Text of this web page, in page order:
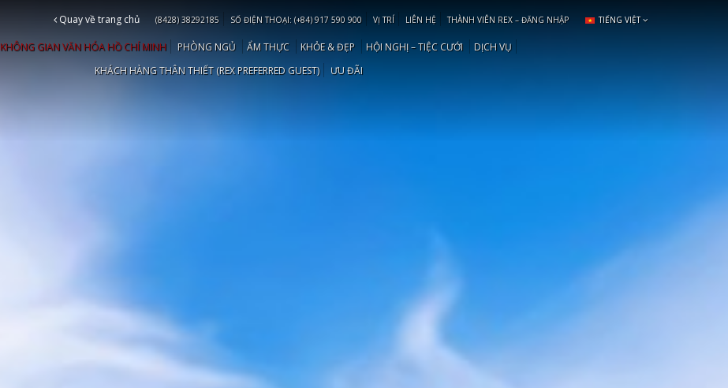
TIẾNG VIỆT
(8428) 38292185 SỐ ĐIỆN THOẠI: (+84) 917 590 900 VỊ TRÍ LIÊN HỆ THÀNH VIÊN REX – ĐĂNG NHẬP
Quay về trang chủ
KHÔNG GIAN VĂN HÓA HỒ CHÍ MINH PHÒNG NGỦ ẨM THỰC KHỎE & ĐẸP HỘI NGHỊ – TIỆC CƯỚI
DỊCH VỤ
KHÁCH HÀNG THÂN THIẾT (REX PREFERRED GUEST)
ƯU ĐÃI